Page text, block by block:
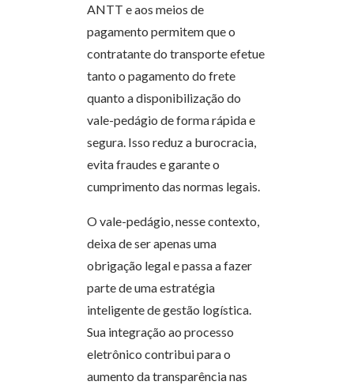
ANTT e aos meios de
pagamento permitem que o
contratante do transporte efetue
tanto o pagamento do frete
quanto a disponibilização do
vale-pedágio de forma rápida e
segura. Isso reduz a burocracia,
evita fraudes e garante o
cumprimento das normas legais.
O vale-pedágio, nesse contexto,
deixa de ser apenas uma
obrigação legal e passa a fazer
parte de uma estratégia
inteligente de gestão logística.
Sua integração ao processo
eletrônico contribui para o
aumento da transparência nas